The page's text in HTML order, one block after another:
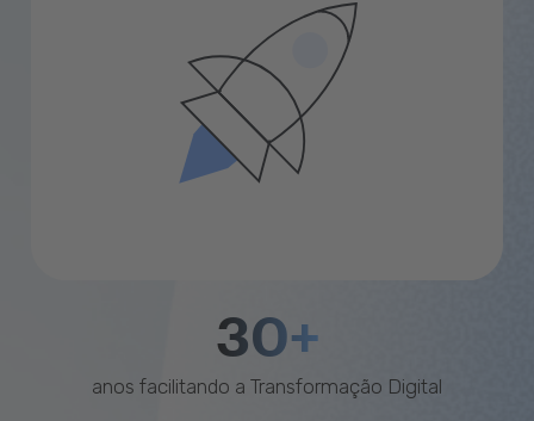
30+
anos facilitando a Transformação Digital